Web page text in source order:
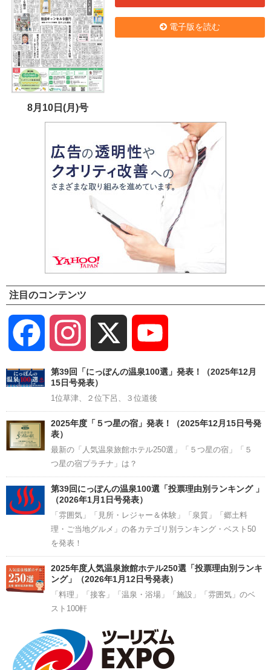
8月10日(月)号
電子版を読む
注目のコンテンツ
Facebook Instagram
Channel
第39回「にっぽんの温泉100選」発表！（2025年12月
15日号発表）
1位草津、２位下呂、３位道後
2025年度「５つ星の宿」発表！（2025年12月15日号発
表）
最新の「人気温泉旅館ホテル250選」「５つ星の宿」「５
つ星の宿プラチナ」は？
第39回にっぽんの温泉100選「投票理由別ランキング 」
（2026年1月1日号発表）
「雰囲気」「見所・レジャー＆体験」「泉質」「郷土料
理・ご当地グルメ」の各カテゴリ別ランキング・ベスト50
を発表！
2025年度人気温泉旅館ホテル250選「投票理由別ランキ
ング」（2026年1月12日号発表）
「料理」「接客」「温泉・浴場」「施設」「雰囲気」のベ
スト100軒